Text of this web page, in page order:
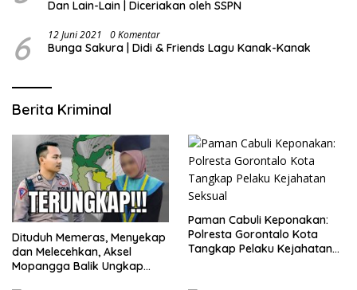
Dan Lain-Lain | Diceriakan oleh SSPN
6 12 Juni 2021 0 Komentar
Bunga Sakura | Didi & Friends Lagu Kanak-Kanak
Berita Kriminal
Dituduh Memeras, Menyekap
dan Melecehkan, Aksel
Mopangga Balik Ungkap
Paman Cabuli Keponakan:
Polresta Gorontalo Kota
Tangkap Pelaku Kejahatan